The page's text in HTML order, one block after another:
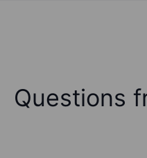
Questions